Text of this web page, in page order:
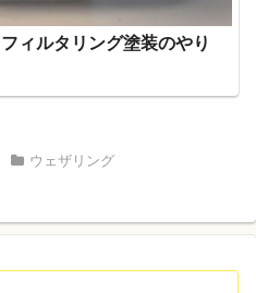
ィルタリング塗装のやり
ウェザリング